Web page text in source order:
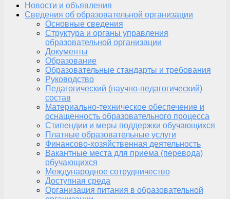
Новости и объявления
Сведения об образовательной организации
Основные сведения
Структура и органы управления
образовательной организации
Документы
Образование
Образовательные стандарты и требования
Руководство
Педагогический (научно-педагогический)
состав
Материально-техническое обеспечение и
оснащенность образовательного процесса
Стипендии и меры поддержки обучающихся
Платные образовательные услуги
Финансово-хозяйственная деятельность
Вакантные места для приема (перевода)
обучающихся
Международное сотрудничество
Доступная среда
Организация питания в образовательной